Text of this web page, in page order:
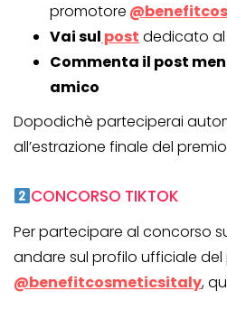
promotore
Vai sul post dedicato
Commenta il post
amico
Dopodichè parteciperai
all’estrazione finale del
CONCORSO TIKTOK
Per partecipare al concorso
andare sul profilo ufficiale
@benefitcosmeticsitaly,